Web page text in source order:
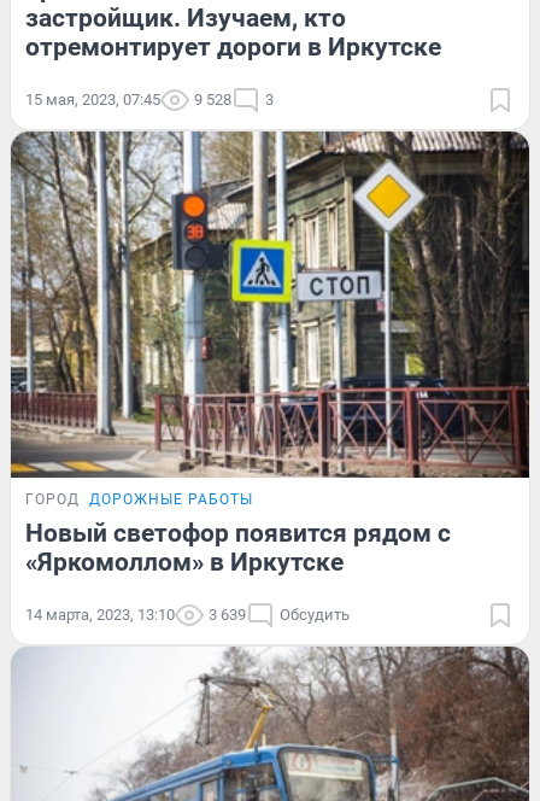
застройщик. Изучаем, кто
отремонтирует дороги в Иркутске
15 мая, 2023, 07:45 9 528 3
ГОРОД ДОРОЖНЫЕ РАБОТЫ
Новый светофор появится рядом с
«Яркомоллом» в Иркутске
14 марта, 2023, 13:10 3 639 Обсудить